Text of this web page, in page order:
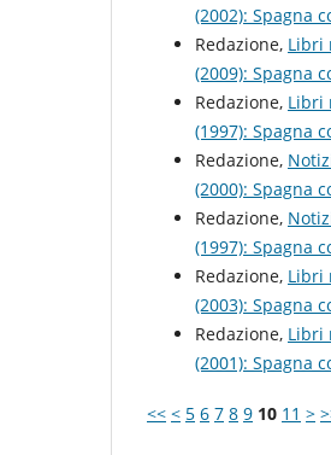
(2002): Spagna
Redazione, Libri
(2009): Spagna
Redazione, Libri
(1997): Spagna
Redazione,
(2000): Spagna
Redazione,
(1997): Spagna
Redazione, Libri
(2003): Spagna
Redazione, Libri
(2001): Spagna
<< < 5 6 7 8 9 10 11 >